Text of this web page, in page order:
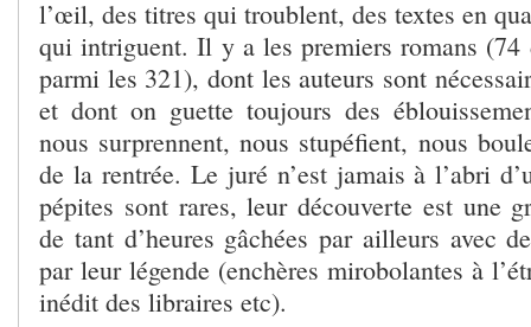
l’œil, des titres qui troublent, des textes en
qui intriguent. Il y a les premiers romans (74
parmi les 321), dont les auteurs sont
et dont on guette toujours des
nous surprennent, nous stupéfient, nous
de la rentrée. Le juré n’est jamais à l’abri
pépites sont rares, leur découverte est une
de tant d’heures gâchées par ailleurs avec
par leur légende (enchères mirobolantes à
inédit des libraires etc).